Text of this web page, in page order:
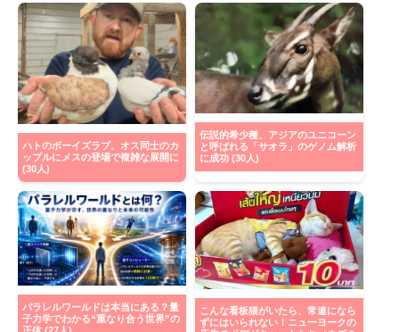
ハトのボーイズラブ。オス同士のカ
ップルにメスの登場で複雑な展開に
(30人)
伝説的希少種、アジアのユニコーン
と呼ばれる「サオラ」のゲノム解析
に成功 (30人)
パラレルワールドは本当にある？量
子力学でわかる“重なり合う世界”の
こんな看板猫がいたら、常連になら
ずにはいられない！ニューヨークの